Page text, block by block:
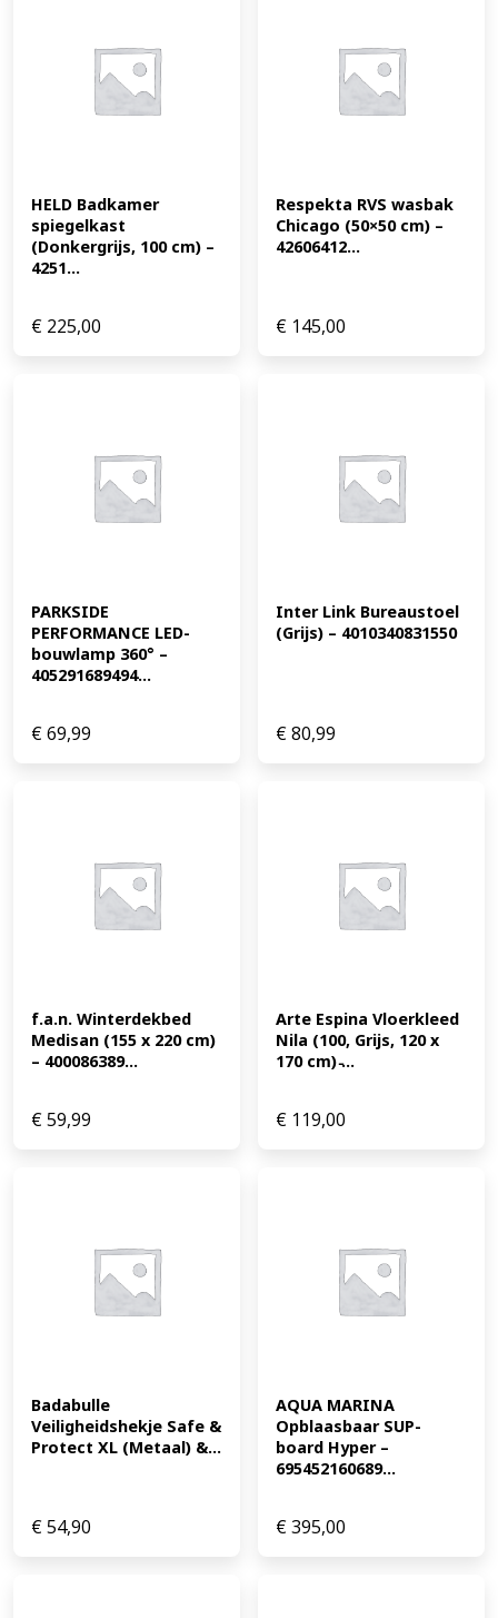
HELD Badkamer
spiegelkast
(Donkergrijs, 100 cm) –
4251...
€ 225,00
Respekta RVS wasbak
Chicago (50×50 cm) –
42606412...
€ 145,00
PARKSIDE
PERFORMANCE LED-
bouwlamp 360° –
405291689494...
€69,99
Inter Link Bureaustoel
(Grijs) – 4010340831550
€80,99
f.a.n. Winterdekbed
Medisan (155 x 220 cm)
– 400086389...
€59,99
Arte Espina Vloerkleed
Nila (100, Grijs, 120 x
170 cm) ̵...
€ 119,00
Badabulle
Veiligheidshekje Safe &
Protect XL (Metaal) &...
€54,90
AQUA MARINA
Opblaasbaar SUP-
board Hyper –
695452160689...
€395,00